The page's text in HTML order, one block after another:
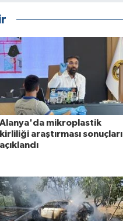
Alanya'da mikroplastik
kirliliği araştırması sonuçları
açıklandı